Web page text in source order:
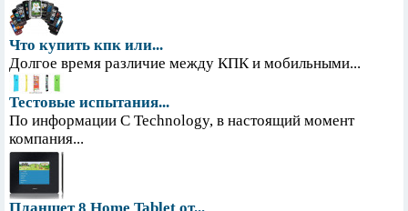
Что купить кпк или...
Долгое время различие между КПК и мобильными...
Тестовые испытания...
По информации С Technology, в настоящий момент
компания...
Планшет 8 Home Tablet от...